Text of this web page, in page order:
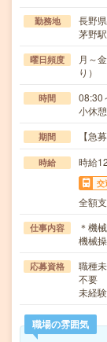
勤務地
長野
茅野
曜日頻度
月～
り）
時間
08:30
小休
期間 【急
時給 時給
交
全額
仕事内容
＊機
機械
応募資格
職種
不要
未経
職場の雰囲気